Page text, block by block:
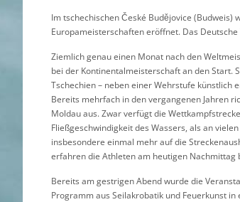
Im tschechischen České Budějovice
Europameisterschaften eröffnet. Das
Ziemlich genau einen Monat nach den
bei der Kontinentalmeisterschaft an den Start.
Tschechien – neben einer Wehrstufe künstlich
Bereits mehrfach in den vergangenen Jahren
Moldau aus. Zwar verfügt die
Fließgeschwindigkeit des Wassers, als an
insbesondere einmal mehr auf die
erfahren die Athleten am heutigen Nachmittag
Bereits am gestrigen Abend wurde die
Programm aus Seilakrobatik und Feuerkunst